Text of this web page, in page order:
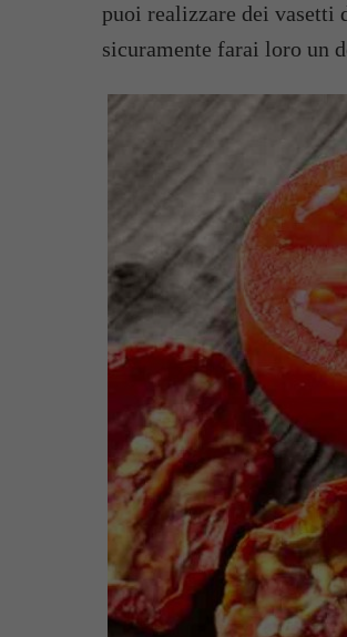
puoi realizzare dei vasetti
sicuramente farai loro un